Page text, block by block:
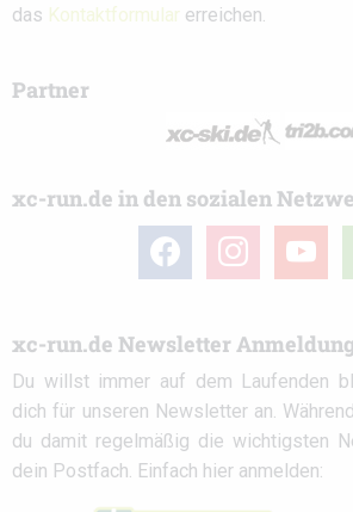
das Kontaktformular erreichen.
Partner
xc-run.de in den sozialen
facebook instagramyoutube
xc-run.de Newsletter
Du willst immer auf dem Laufenden
dich für unseren Newsletter an.
du damit regelmäßig die wichtigsten
dein Postfach. Einfach hier anmelden: